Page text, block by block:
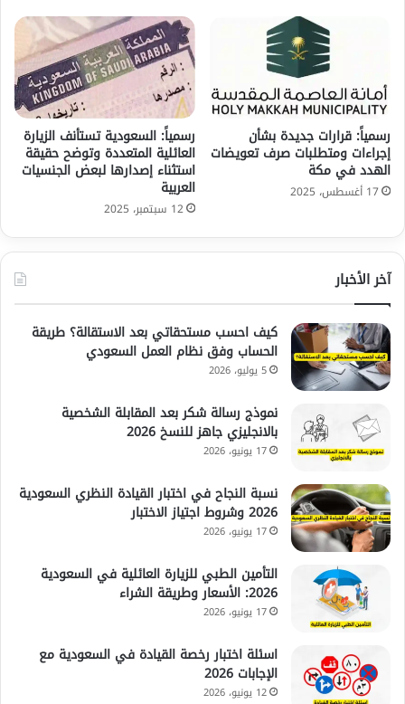
رسمياً: قرارات جديدة بشأن
إجراءات ومتطلبات صرف تعويضات
الهدد في مكة
17 أغسطس، 2025
رسمياً: السعودية تستأنف الزيارة
العائلية المتعددة وتوضح حقيقة
استثناء إصدارها لبعض الجنسيات
العربية
12 سبتمبر، 2025
آخر الأخبار
كيف احسب مستحقاتي بعد الاستقالة؟ طريقة
الحساب وفق نظام العمل السعودي
5 يوليو، 2026
نموذج رسالة شكر بعد المقابلة الشخصية
بالانجليزي جاهز للنسخ 2026
17 يونيو، 2026
نسبة النجاح في اختبار القيادة النظري السعودية
2026 وشروط اجتياز الاختبار
17 يونيو، 2026
التأمين الطبي للزيارة العائلية في السعودية
2026: الأسعار وطريقة الشراء
17 يونيو، 2026
اسئلة اختبار رخصة القيادة في السعودية مع
الإجابات 2026
12 يونيو، 2026